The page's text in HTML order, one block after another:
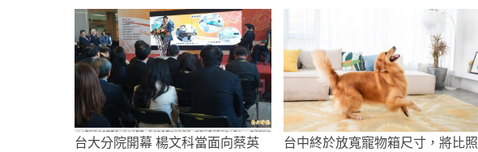
台大分院開幕 楊文科當面向蔡英 台中終於放寬寵物箱尺寸，將比照